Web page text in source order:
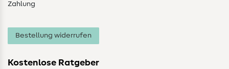
Zahlung
Bestellung widerrufen
Kostenlose Ratgeber